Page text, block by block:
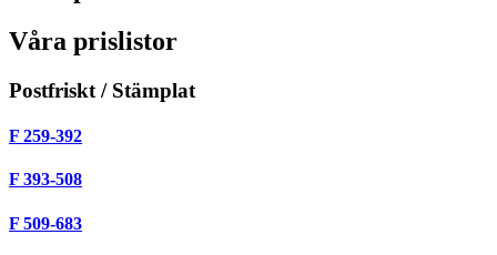
Våra prislistor
Postfriskt / Stämplat
F 259-392
F 393-508
F 509-683